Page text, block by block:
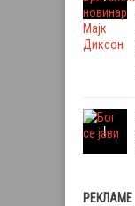
РЕКЛАМЕ